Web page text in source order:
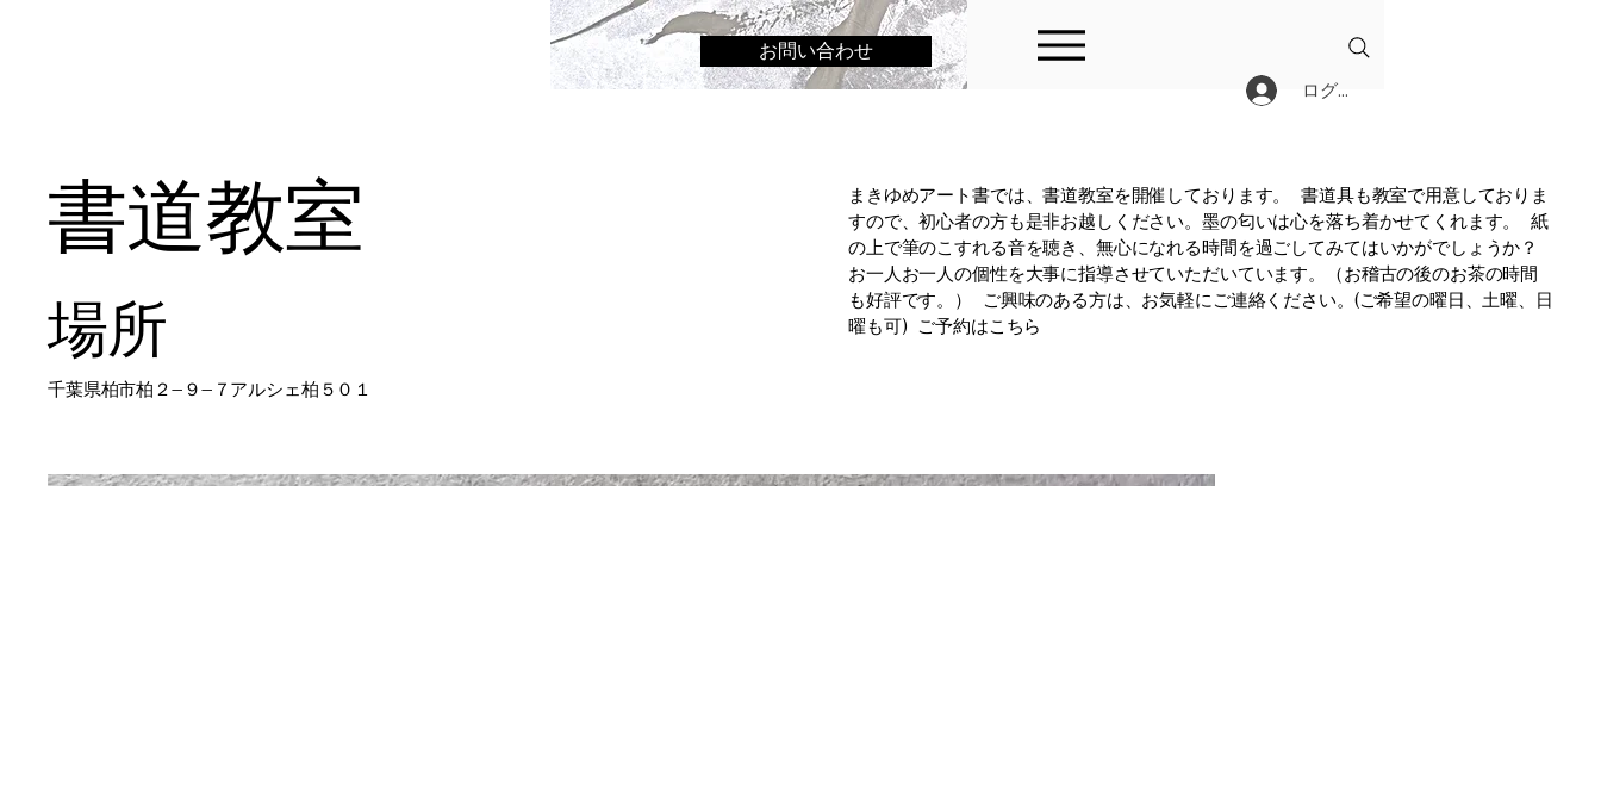
お問い合わせ
ログイン
書道教室
場所
千葉県柏市柏２−９−７アルシェ柏５０１
まきゆめアート書では、書道教室を開催しております。 書道具も教室で用意しておりま
すので、初心者の方も是非お越しください。墨の匂いは心を落ち着かせてくれます。 紙
の上で筆のこすれる音を聴き、無心になれる時間を過ごしてみてはいかがでしょうか？
お一人お一人の個性を大事に指導させていただいています。（お稽古の後のお茶の時間
も好評です。） ご興味のある方は、お気軽にご連絡ください。(ご希望の曜日、土曜、日
曜も可) ご予約はこちら